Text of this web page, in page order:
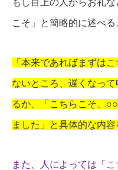
こそ」と簡略的に述べる
「本来であればまずは
ないところ、遅くなっ
るか、「こちらこそ、
ました」と具体的な内
また、人によっては「